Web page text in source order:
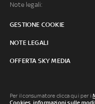
Note legali:
GESTIONE COOKIE
NOTE LEGALI
OFFERTA SKY MEDIA
Per il consumatore clicca qui per i
Cookies informazioni sulle